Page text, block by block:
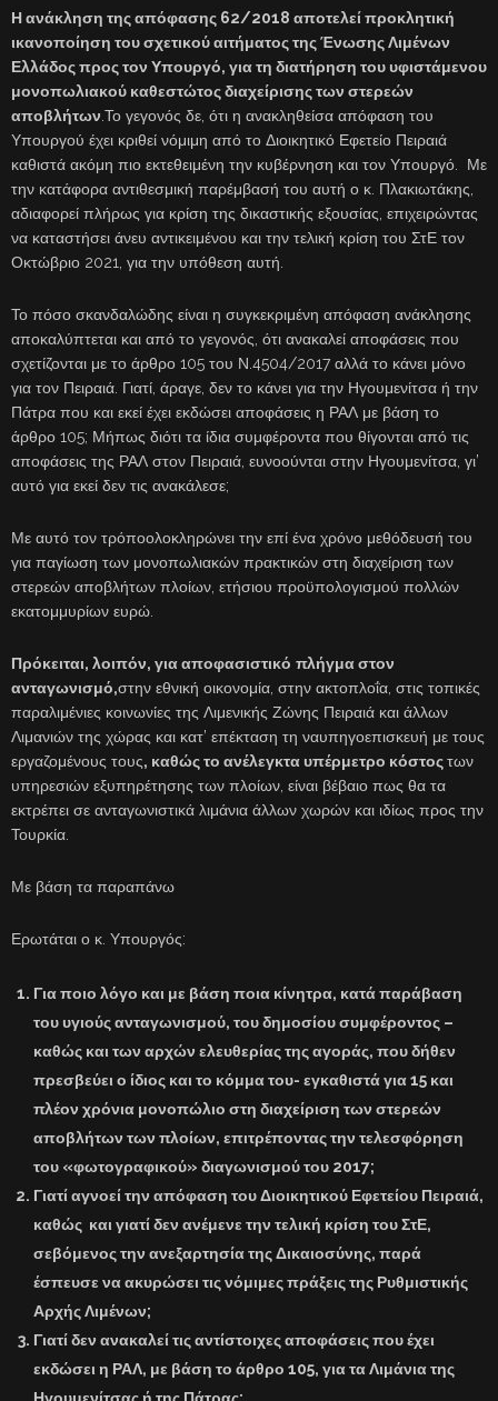
Η ανάκληση της απόφασης 62/2018 αποτελεί προκλητική
ικανοποίηση του σχετικού αιτήματος της Ένωσης Λιμένων
Ελλάδος προς τον Υπουργό, για τη διατήρηση του υφιστάμενου
μονοπωλιακού καθεστώτος διαχείρισης των στερεών
αποβλήτων .Το γεγονός δε, ότι η ανακληθείσα απόφαση του
Υπουργού έχει κριθεί νόμιμη από το Διοικητικό Εφετείο Πειραιά
καθιστά ακόμη πιο εκτεθειμένη την κυβέρνηση και τον Υπουργό. Με
την κατάφορα αντιθεσμική παρέμβασή του αυτή ο κ. Πλακιωτάκης,
αδιαφορεί πλήρως για κρίση της δικαστικής εξουσίας, επιχειρώντας
να καταστήσει άνευ αντικειμένου και την τελική κρίση του ΣτΕ τον
Οκτώβριο 2021, για την υπόθεση αυτή.
Το πόσο σκανδαλώδης είναι η συγκεκριμένη απόφαση ανάκλησης
αποκαλύπτεται και από το γεγονός, ότι ανακαλεί αποφάσεις που
σχετίζονται με το άρθρο 105 του Ν.4504/2017 αλλά το κάνει μόνο
για τον Πειραιά. Γιατί, άραγε, δεν το κάνει για την Ηγουμενίτσα ή την
Πάτρα που και εκεί έχει εκδώσει αποφάσεις η ΡΑΛ με βάση το
άρθρο 105; Μήπως διότι τα ίδια συμφέροντα που θίγονται από τις
αποφάσεις της ΡΑΛ στον Πειραιά, ευνοούνται στην Ηγουμενίτσα, γι’
αυτό για εκεί δεν τις ανακάλεσε;
Με αυτό τον τρόποολοκληρώνει την επί ένα χρόνο μεθόδευσή του
για παγίωση των μονοπωλιακών πρακτικών στη διαχείριση των
στερεών αποβλήτων πλοίων, ετήσιου προϋπολογισμού πολλών
εκατομμυρίων ευρώ.
Πρόκειται, λοιπόν, για αποφασιστικό πλήγμα στον
ανταγωνισμό,στην εθνική οικονομία, στην ακτοπλοΐα, στις τοπικές
παραλιμένιες κοινωνίες της Λιμενικής Ζώνης Πειραιά και άλλων
Λιμανιών της χώρας και κατ’ επέκταση τη ναυπηγοεπισκευή με τους
εργαζομένους τους, καθώς το ανέλεγκτα υπέρμετρο κόστοςτων
υπηρεσιών εξυπηρέτησης των πλοίων, είναι βέβαιο πως θα τα
εκτρέπει σε ανταγωνιστικά λιμάνια άλλων χωρών και ιδίως προς την
Τουρκία.
Με βάση τα παραπάνω
Ερωτάται ο κ. Υπουργός:
Για ποιο λόγο και με βάση ποια κίνητρα, κατά παράβαση
του υγιούς ανταγωνισμού, του δημοσίου συμφέροντος –
καθώς και των αρχών ελευθερίας της αγοράς, που δήθεν
πρεσβεύει ο ίδιος και το κόμμα του- εγκαθιστά για 15 και
πλέον χρόνια μονοπώλιο στη διαχείριση των στερεών
αποβλήτων των πλοίων, επιτρέποντας την τελεσφόρηση
του «φωτογραφικού» διαγωνισμού του 2017;
Γιατί αγνοεί την απόφαση του Διοικητικού Εφετείου Πειραιά,
καθώς και γιατί δεν ανέμενε την τελική κρίση του ΣτΕ,
σεβόμενος την ανεξαρτησία της Δικαιοσύνης, παρά
έσπευσε να ακυρώσει τις νόμιμες πράξεις της Ρυθμιστικής
Αρχής Λιμένων;
Γιατί δεν ανακαλεί τις αντίστοιχες αποφάσεις που έχει
εκδώσει η ΡΑΛ, με βάση το άρθρο 105, για τα Λιμάνια της
Ηγουμενίτσας ή της Πάτρας;